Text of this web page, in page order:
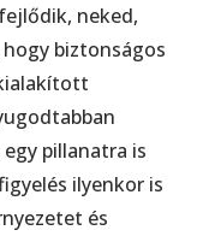
neked,
biztonságos
pillanatra is
ilyenkor is
és